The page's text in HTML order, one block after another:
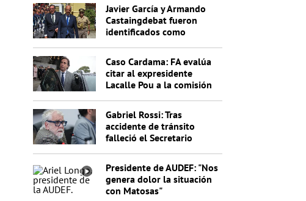
Javier García y Armando
Castaingdebat fueron
identificados como
Caso Cardama: FA evalúa
citar al expresidente
Lacalle Pou a la comisión
Gabriel Rossi: Tras
accidente de tránsito
falleció el Secretario
Presidente de AUDEF: "Nos
genera dolor la situación
con Matosas"